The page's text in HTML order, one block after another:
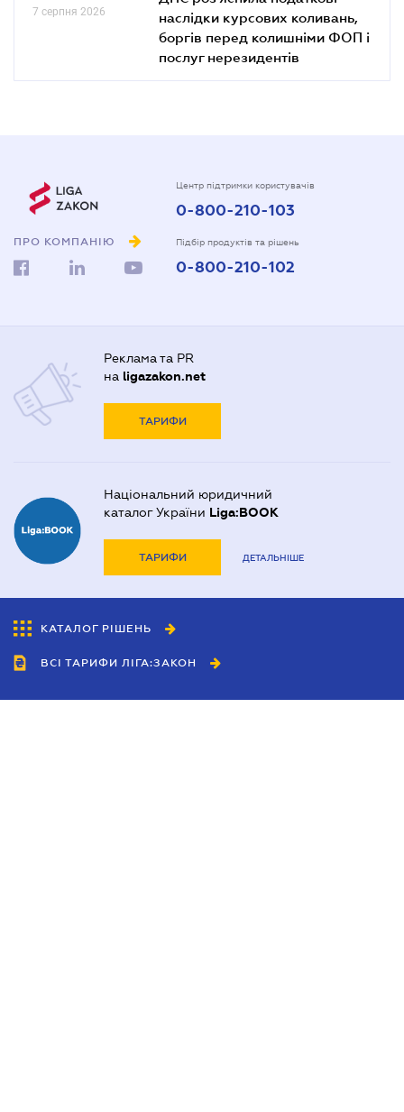
7 серпня 2026
наслідки курсових коливань,
боргів перед колишніми ФОП і
послуг нерезидентів
ПРО КОМПАНІЮ
Центр підтримки користувачів
0-800-210-103
Підбір продуктів та рішень
0-800-210-102
Реклама та PR
на ligazakon.net
ТАРИФИ
Національний юридичний
каталог України Liga:BOOK
ТАРИФИ ДЕТАЛЬНІШЕ
КАТАЛОГ РІШЕНЬ
ВСІ ТАРИФИ ЛІГА:ЗАКОН